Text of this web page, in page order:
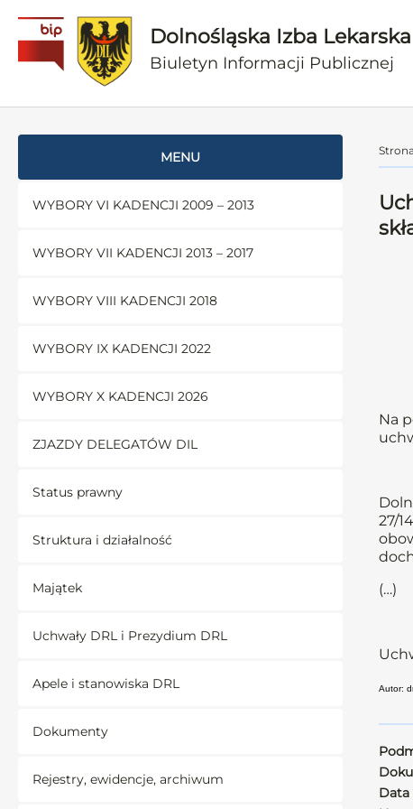
Dolnośląska Izba Lekarska
Biuletyn Informacji Publicznej
MENU
WYBORY VI KADENCJI 2009 – 2013
WYBORY VII KADENCJI 2013 – 2017
WYBORY VIII KADENCJI 2018
WYBORY IX KADENCJI 2022
WYBORY X KADENCJI 2026
ZJAZDY DELEGATÓW DIL
Status prawny
Struktura i działalność
Majątek
Uchwały DRL i Prezydium DRL
Apele i stanowiska DRL
Dokumenty
Rejestry, ewidencje, archiwum
Na
27/
(…)
Autor:
Data